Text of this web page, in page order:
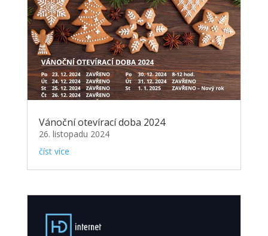
Vánoční otevírací doba 2024
26. listopadu 2024
číst více